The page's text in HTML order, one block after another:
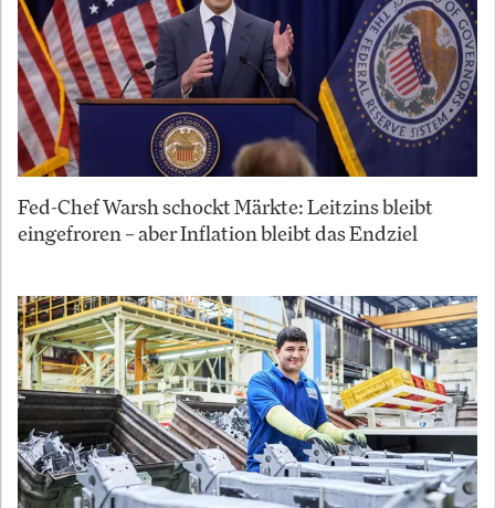
Fed-Chef Warsh schockt Märkte: Leitzins bleibt
eingefroren – aber Inflation bleibt das Endziel